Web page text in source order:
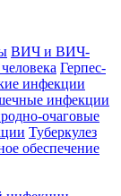
ВИЧ и ВИЧ-
Герпес-
инфекции
инфекции
очаговые
Туберкулез
обеспечение